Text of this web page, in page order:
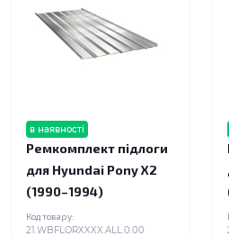
в наявності
Ремкомплект підлоги
для Hyundai Pony X2
(1990–1994)
Код товару:
21.WBFLORXXXX.ALL.0.00